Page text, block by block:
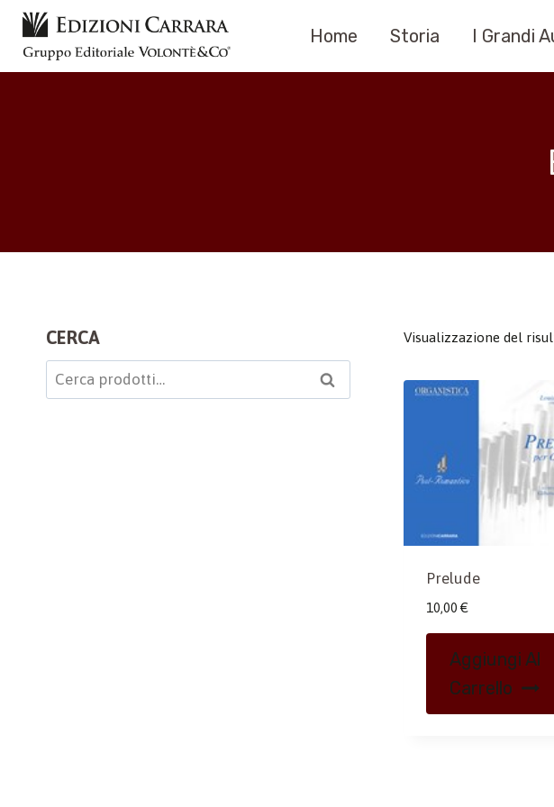
Salta
contenuto
Home Storia I Grandi
Visualizzazione del
Prelude
10,00 €
Aggiungi Al
Carrello
CERCA
Cerca: Cerca